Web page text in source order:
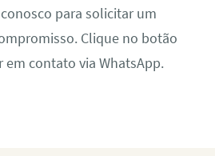
para solicitar um
Clique no botão
em contato via WhatsApp.